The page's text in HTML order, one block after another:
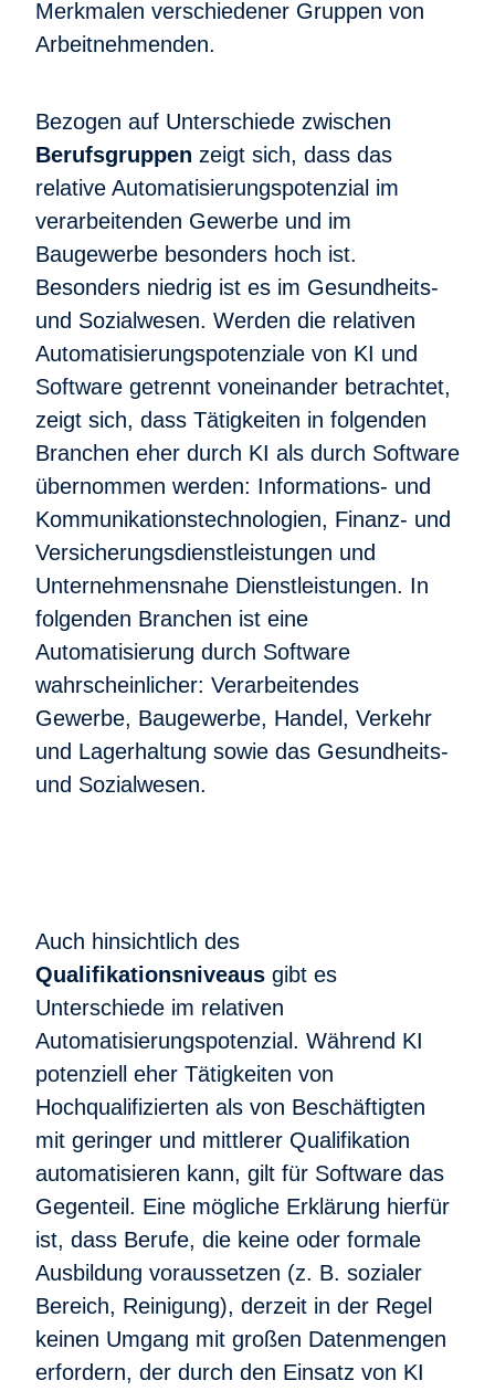
Merkmalen verschiedener Gruppen von
Arbeitnehmenden.
Bezogen auf Unterschiede zwischen
Berufsgruppen zeigt sich, dass das
relative Automatisierungspotenzial im
verarbeitenden Gewerbe und im
Baugewerbe besonders hoch ist.
Besonders niedrig ist es im Gesundheits-
und Sozialwesen. Werden die relativen
Automatisierungspotenziale von KI und
Software getrennt voneinander betrachtet,
zeigt sich, dass Tätigkeiten in folgenden
Branchen eher durch KI als durch Software
übernommen werden: Informations- und
Kommunikationstechnologien, Finanz- und
Versicherungsdienstleistungen und
Unternehmensnahe Dienstleistungen. In
folgenden Branchen ist eine
Automatisierung durch Software
wahrscheinlicher: Verarbeitendes
Gewerbe, Baugewerbe, Handel, Verkehr
und Lagerhaltung sowie das Gesundheits-
und Sozialwesen.
Auch hinsichtlich des
Qualifikationsniveaus gibt es
Unterschiede im relativen
Automatisierungspotenzial. Während KI
potenziell eher Tätigkeiten von
Hochqualifizierten als von Beschäftigten
mit geringer und mittlerer Qualifikation
automatisieren kann, gilt für Software das
Gegenteil. Eine mögliche Erklärung hierfür
ist, dass Berufe, die keine oder formale
Ausbildung voraussetzen (z. B. sozialer
Bereich, Reinigung), derzeit in der Regel
keinen Umgang mit großen Datenmengen
erfordern, der durch den Einsatz von KI